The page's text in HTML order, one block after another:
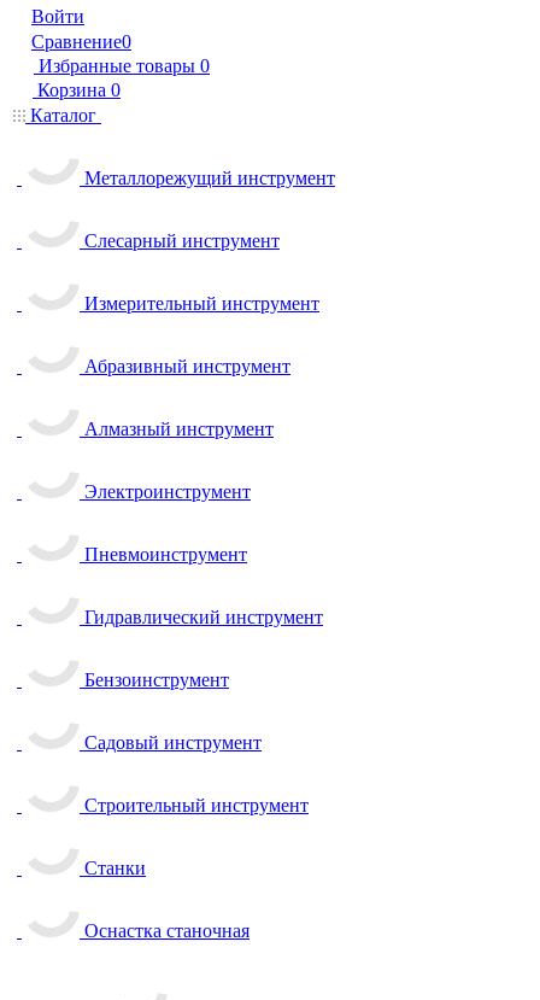
Войти
Сравнение0
Избранные товары 0
Корзина 0
Каталог
Металлорежущий инструмент
Слесарный инструмент
Измерительный инструмент
Абразивный инструмент
Алмазный инструмент
Электроинструмент
Пневмоинструмент
Гидравлический инструмент
Бензоинструмент
Садовый инструмент
Строительный инструмент
Станки
Оснастка станочная